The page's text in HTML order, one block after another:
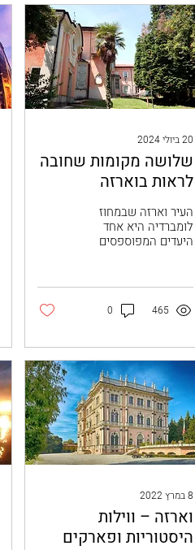
20 ביולי 2024
שלושה מקומות שחובה
לראות בוארזה
העיר וארזה שבמחוז
לומברדיה היא אחד
היעדים המפוספסים
מבינים את קסמה, אך
מי שמבין – נכבש בו
מיד. אולי אל
465
0
8 במרץ 2022
וארזה – ווילות
היסטוריות ופארקים ‏